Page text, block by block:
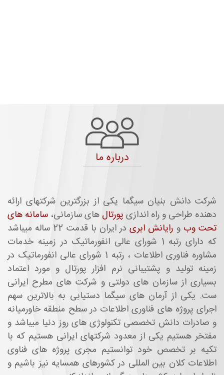
درباره ما
شرکت دانش بنیان سیگما یکی از بزرگترین شرکتهای ارائه
دهنده طراحی و راه اندازی پورتال های سازمانی، سامانه های
تحت وب و رایانش ابریدر ایران با قدمت 22 ساله میباشد
که دارای رتبه 1 شورای عالی انفورماتیک در زمینه خدمات
مشاوره فناوری اطلاعات ، رتبه 1 شورای عالی انفورماتیک در
زمینه تولید و پشتیبانی نرم افزار پورتال و مورد اعتماد
بسیاری از سازمان های دولتی و شرکت های مطرح ایرانی
ست. یکی از آرمان های سیگما دستیابی به بالاترین سهم
اجرای پروژه های فناوری اطلاعات در سطح منطقه خاورمیانه
و صادرات دانش تخصصی تکنولوژی های روز دنیا میباشد و
مفتخر هستیم یکی از معدود شرکتهای ایرانی هستیم که با
تکیه بر تخصص خود توانستیم مجری پروژه های فناوی
اطلاعات کلان بین المللی در کشورهای همسایه نیز باشیم و